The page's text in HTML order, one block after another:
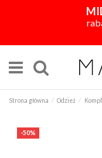
Strona główna Odzież
-50%